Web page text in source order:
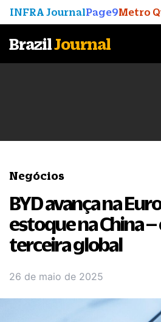
INFRA JournalPage9Metro
BrazilJournal
Negócios
BYD avança na
estoque na China –
terceira global
26 de maio de 2025